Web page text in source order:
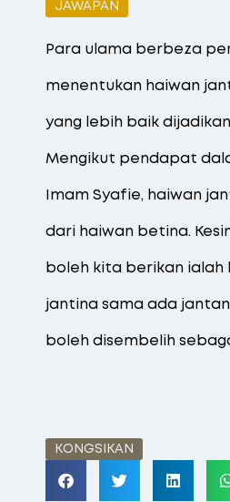
JAWAPAN
Para ulama berbeza
menentukan haiwan
yang lebih baik
Mengikut pendapat
Imam Syafie, haiwan
dari haiwan betina.
boleh kita berikan ialah
jantina sama ada
boleh disembelih
KONGSIKAN